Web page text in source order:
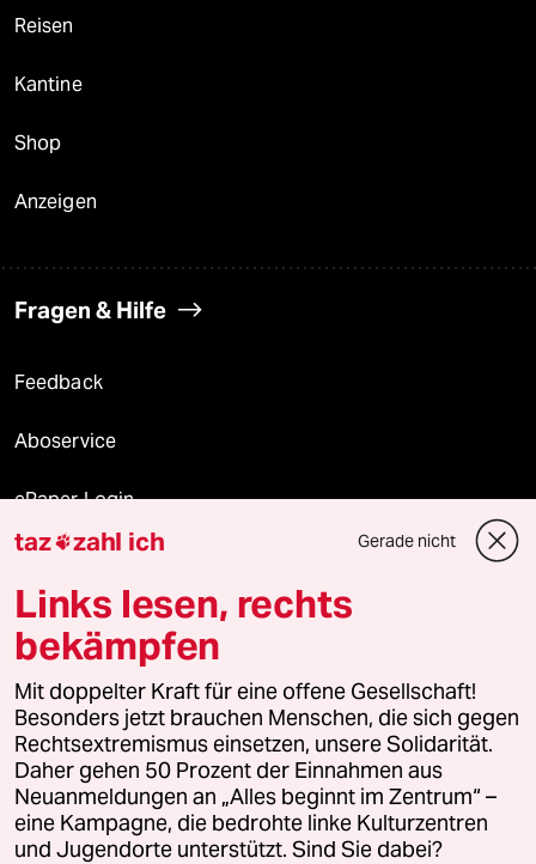
Reisen
Kantine
Shop
Anzeigen
Fragen & Hilfe
Feedback
Aboservice
ePaper Login
Downloads für Abonnierende
© 2026 taz Verlags und Vertriebs GmbH
Alle Rechte vorbehalten. Bei rechtlichen Fragen oder für Genehmigungen
wenden Sie sich bitte an
lizenzen@taz.de
Feedback Redaktionsstatut Kommune-Richtlinien
Leitlinie Informant Datenschutz Impressum AGB
taz zahl ich Gerade nicht
Links lesen, rechts
bekämpfen
Mit doppelter Kraft für eine offene Gesellschaft!
Besonders jetzt brauchen Menschen, die sich gegen
Rechtsextremismus einsetzen, unsere Solidarität.
Daher gehen 50 Prozent der Einnahmen aus
Neuanmeldungen an „Alles beginnt im Zentrum“ –
eine Kampagne, die bedrohte linke Kulturzentren
und Jugendorte unterstützt. Sind Sie dabei?